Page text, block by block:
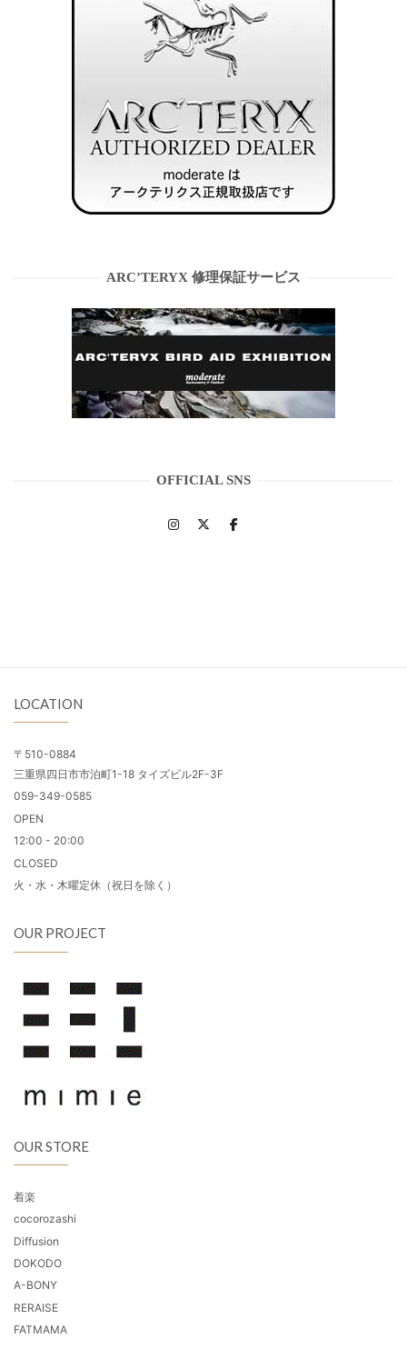
ARC’TERYX 修理保証サービス
OFFICIAL SNS
LOCATION
〒510-0884
三重県四日市市泊町1-18 タイズビル2F-3F
059-349-0585
OPEN
12:00 - 20:00
CLOSED
火・水・木曜定休（祝日を除く）
OUR PROJECT
OUR STORE
着楽
cocorozashi
Diffusion
DOKODO
A-BONY
RERAISE
FATMAMA